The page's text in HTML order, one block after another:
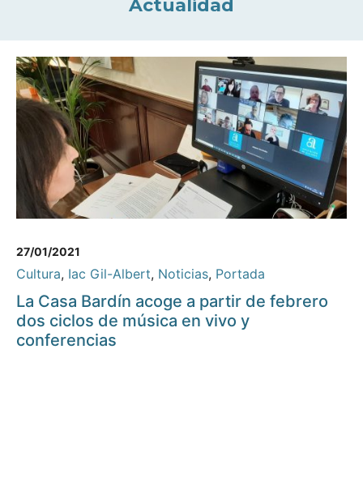
Actualidad
27/01/2021
Cultura, Iac Gil-Albert, Noticias, Portada
La Casa Bardín acoge a partir de febrero
dos ciclos de música en vivo y
conferencias